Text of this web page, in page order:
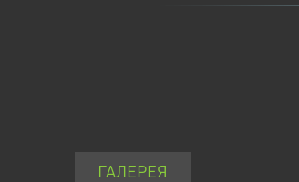
ГАЛЕРЕЯ